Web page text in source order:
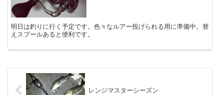
明日は釣りに行く予定です。色々なルアー投げられる用に準備中。替
えスプールあると便利です。
レンジマスターシーズン